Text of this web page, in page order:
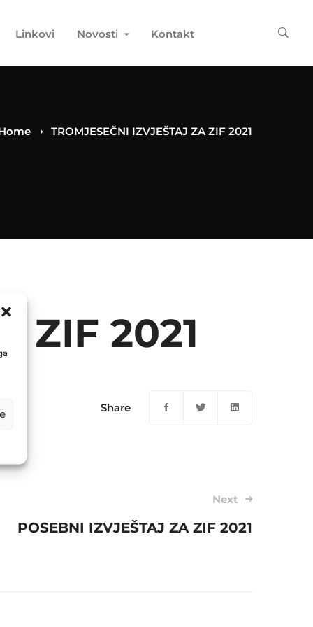
Linkovi Novosti Kontakt
TROMJESEČNI IZVJEŠTAJ ZA ZIF 2021
ZIF 2021
Share
Next
POSEBNI IZVJEŠTAJ ZA ZIF 2021